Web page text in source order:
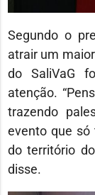
Segundo o
atrair um
do SaliVaG
atenção.
trazendo
evento que só
do território
disse.